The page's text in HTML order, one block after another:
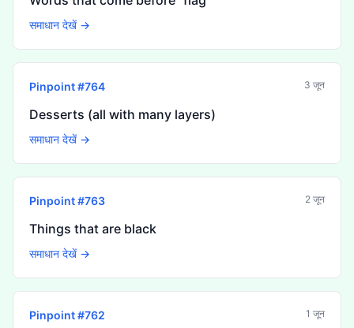
समाधान देखें →
Pinpoint #764 3 जून
Desserts (all with many layers)
समाधान देखें →
Pinpoint #763 2 जून
Things that are black
समाधान देखें →
Pinpoint #762 1 जून